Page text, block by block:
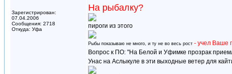
Зарегистрирован:
07.04.2006
Сообщения: 2718
Откуда: Уфа
На рыбалку?
пироги из этого
Рыбы показываю не много, и ту не во весь рост - учел Ваше
Вопрос к ПО: "На Белой и Уфимке прозрак
Унас на Аслыкуле в эти выходные ветер для